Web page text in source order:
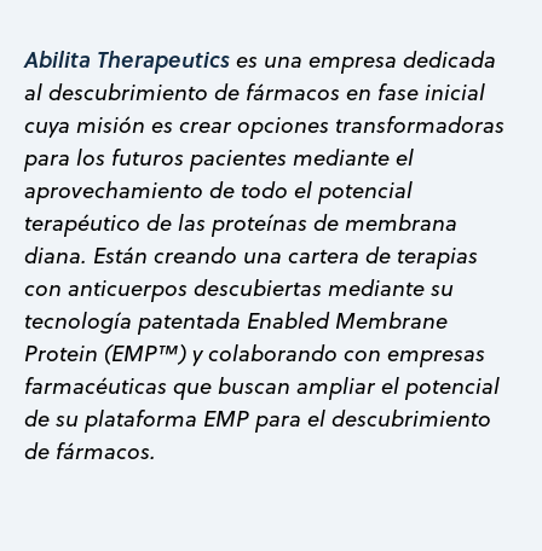
Abilita Therapeuticses una empresa dedicada
al descubrimiento de fármacos en fase inicial
cuya misión es crear opciones transformadoras
para los futuros pacientes mediante el
aprovechamiento de todo el potencial
terapéutico de las proteínas de membrana
diana. Están creando una cartera de terapias
con anticuerpos descubiertas mediante su
tecnología patentada Enabled Membrane
Protein (EMP™) y colaborando con empresas
farmacéuticas que buscan ampliar el potencial
de su plataforma EMP para el descubrimiento
de fármacos.